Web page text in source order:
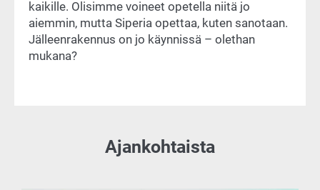
kaikille. Olisimme voineet opetella niitä jo
aiemmin, mutta Siperia opettaa, kuten sanotaan.
Jälleenrakennus on jo käynnissä – olethan
mukana?
Ajankohtaista